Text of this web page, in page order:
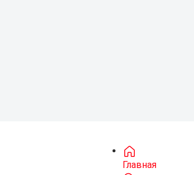
Главная